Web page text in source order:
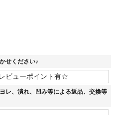
せください♪
レ、潰れ、凹み等による返品、交換等